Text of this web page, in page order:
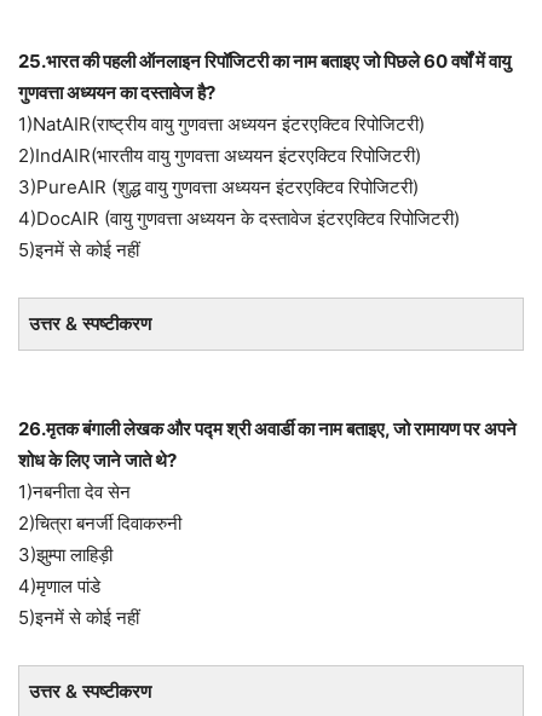
25.भारत की पहली ऑनलाइन रिपॉजिटरी का नाम बताइए जो पिछले 60 वर्षों में वायु
गुणवत्ता अध्ययन का दस्तावेज है?
1)NatAIR(राष्ट्रीय वायु गुणवत्ता अध्ययन इंटरएक्टिव रिपोजिटरी)
2)IndAIR(भारतीय वायु गुणवत्ता अध्ययन इंटरएक्टिव रिपोजिटरी)
3)PureAIR (शुद्ध वायु गुणवत्ता अध्ययन इंटरएक्टिव रिपोजिटरी)
4)DocAIR (वायु गुणवत्ता अध्ययन के दस्तावेज इंटरएक्टिव रिपोजिटरी)
5)इनमें से कोई नहीं
उत्तर & स्पष्टीकरण
26.मृतक बंगाली लेखक और पद्म श्री अवार्डी का नाम बताइए, जो रामायण पर अपने
शोध के लिए जाने जाते थे?
1)नबनीता देव सेन
2)चित्रा बनर्जी दिवाकरुनी
3)झुम्पा लाहिड़ी
4)मृणाल पांडे
5)इनमें से कोई नहीं
उत्तर & स्पष्टीकरण